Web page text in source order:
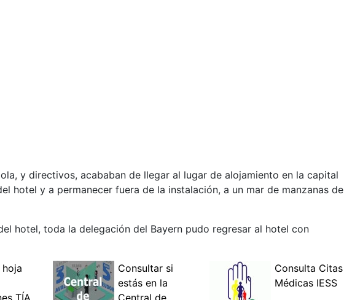
y directivos, acababan de llegar al lugar de alojamiento en la capital
hotel y a permanecer fuera de la instalación, a un mar de manzanas de
hotel, toda la delegación del Bayern pudo regresar al hotel con